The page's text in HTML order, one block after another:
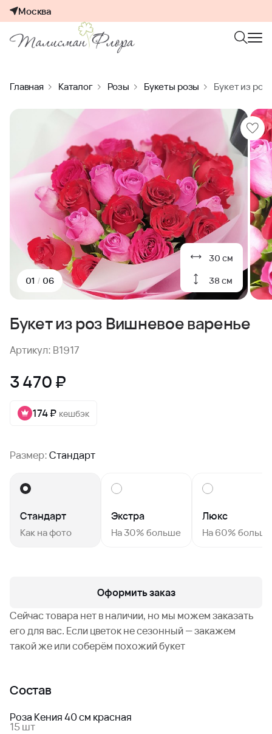
Москва
Главная Каталог Розы Букеты розы Букет из
30 см
38 см
01 / 06
Букет из роз Вишневое варенье
Артикул: B1917
3 470 ₽
174 ₽ кешбэк
Размер:Стандарт
Стандарт
Как на фото
Экстра
На 30% больше
Люкс
На 60% больше
Оформить заказ
Сейчас товара нет в наличии, но мы можем заказать
его для вас. Если цветок не сезонный — закажем
такой же или соберём похожий букет
Состав
Роза Кения 40 см красная
15 шт